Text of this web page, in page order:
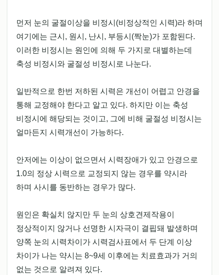
먼저 눈의 굴절이상을 비정시(비정상적인 시력)라 하며
여기에는 근시, 원시, 난시, 부등시(짝눈)가 포함된다.
이러한 비정시는 원인에 의해 두 가지로 대별하는데
축성 비정시와 굴절성 비정시로 나눈다.
일반적으로 한번 저하된 시력은 개선이 어렵고 안경을
통해 교정해야 한다고 알고 있다. 하지만 이는 축성
비정시에 해당되는 것이고, 그에 비해 굴절성 비정시는
얼마든지 시력개선이 가능하다.
안저에는 이상이 없으면서 시력장애가 있고 안경으로
1.0의 정상 시력으로 교정되지 않는 경우를 약시라
하며 사시를 동반하는 경우가 많다.
원인은 확실치 않지만 두 눈의 상호견제작용이
정상적이지 않거나 선명한 시자극이 결핍돼 발생하며
양쪽 눈의 시력차이가 시력검사표에서 두 단계 이상
차이가 나는 약시는 8~9세 이후에는 치료효과가 거의
없는 것으로 알려져 있다.